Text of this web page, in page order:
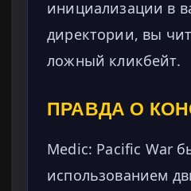
инициализации в
директории, вы
ложный кликбейт.
ПРАВДА О
Medic: Pacific War
использованием